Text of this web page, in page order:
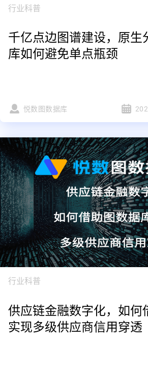
行业科普
千亿点边图谱建设，原生
库如何避免单点瓶颈
悦数图数据库
行业科普
供应链金融数字化，如何
实现多级供应商信用穿透